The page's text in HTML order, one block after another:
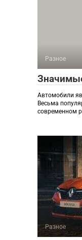
Разное
Автомобили
Весьма
современном
Разное